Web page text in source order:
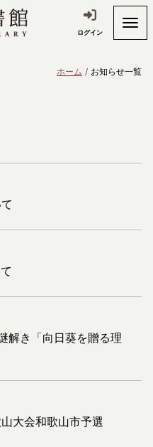
ログイン
ホーム お知らせ一覧
解き「向日葵を贈る理
大会和歌山市予選